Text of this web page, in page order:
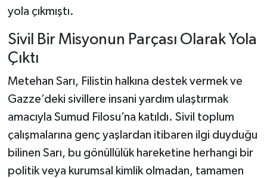
yola çıkmıştı.
Sivil Bir Misyonun Parçası Olarak Yola
Çıktı
Metehan Sarı, Filistin halkına destek vermek ve
Gazze’deki sivillere insani yardım ulaştırmak
amacıyla Sumud Filosu’na katıldı. Sivil toplum
çalışmalarına genç yaşlardan itibaren ilgi duyduğu
bilinen Sarı, bu gönüllülük hareketine herhangi bir
politik veya kurumsal kimlik olmadan, tamamen